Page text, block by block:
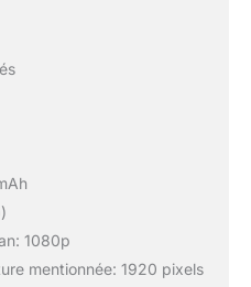
1080p
mentionnée: 1920 pixels